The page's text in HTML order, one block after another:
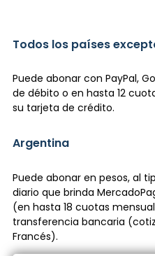
Todos los países
Puede abonar con PayPal,
de débito o en hasta 12
su tarjeta de crédito.
Argentina
Puede abonar en pesos, al
diario que brinda
(en hasta 18 cuotas
transferencia bancaria
Francés).